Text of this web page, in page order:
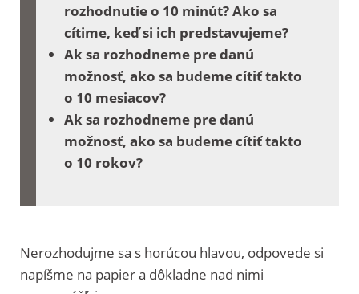
rozhodnutie o 10 minút? Ako sa
cítime, keď si ich predstavujeme?
Ak sa rozhodneme pre danú
možnosť, ako sa budeme cítiť takto
o 10 mesiacov?
Ak sa rozhodneme pre danú
možnosť, ako sa budeme cítiť takto
o 10 rokov?
Nerozhodujme sa s horúcou hlavou, odpovede si
napíšme na papier a dôkladne nad nimi